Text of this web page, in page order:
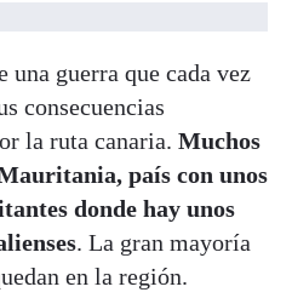
una guerra que cada vez
consecuencias
la ruta canaria. Muchos
país con unos
donde hay unos
. La gran mayoría
en la región.